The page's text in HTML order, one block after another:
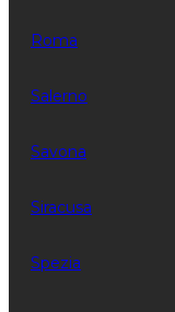
Roma
Salerno
Savona
Siracusa
Spezia